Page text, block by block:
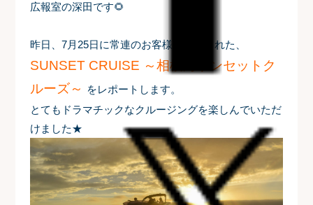
広報室の深田です🌻
昨日、7月25日に常連のお客様が体験された、
SUNSET CRUISE ～相模湾サンセットク
ルーズ～
をレポートします。
とてもドラマチックなクルージングを楽しんでいただ
けました★